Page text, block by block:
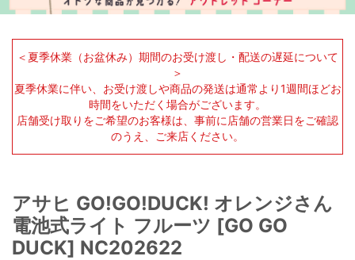
＜夏季休業（お盆休み）期間のお受け渡し・配送の遅延について
＞
夏季休業に伴い、お受け渡しや商品の発送は通常より1週間ほどお
時間をいただく場合がございます。
店舗受け取りをご希望のお客様は、事前に店舗の営業日をご確認
のうえ、ご来店ください。
アサヒ GO!GO!DUCK! オレンジさん
電池式ライト フルーツ [GO GO
DUCK] NC202622